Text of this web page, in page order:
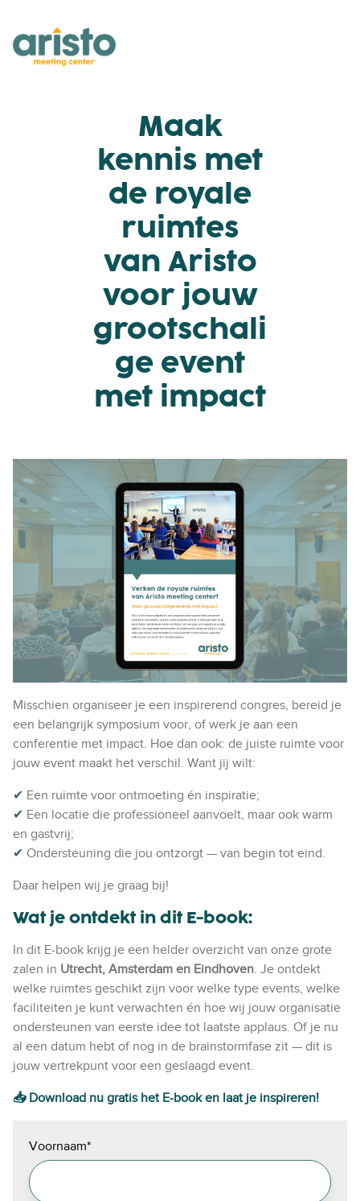
Maak
kennis met
de royale
ruimtes
van Aristo
voor jouw
grootschali
ge event
met impact
Misschien organiseer je een inspirerend congres, bereid je
een belangrijk symposium voor, of werk je aan een
conferentie met impact. Hoe dan ook: de juiste ruimte voor
jouw event maakt het verschil. Want jij wilt:
✔ Een ruimte voor ontmoeting én inspiratie;
✔ Een locatie die professioneel aanvoelt, maar ook warm
en gastvrij;
✔ Ondersteuning die jou ontzorgt — van begin tot eind.
Daar helpen wij je graag bij!
Wat je ontdekt in dit E-book:
In dit E-book krijg je een helder overzicht van onze grote
zalen in Utrecht, Amsterdam en Eindhoven. Je ontdekt
welke ruimtes geschikt zijn voor welke type events, welke
faciliteiten je kunt verwachten én hoe wij jouw organisatie
ondersteunen van eerste idee tot laatste applaus. Of je nu
al een datum hebt of nog in de brainstormfase zit — dit is
jouw vertrekpunt voor een geslaagd event.
📥 Download nu gratis het E-book en laat je inspireren!
Voornaam*